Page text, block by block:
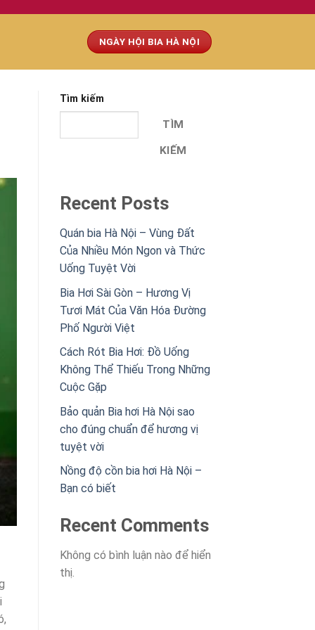
NGÀY HỘI BIA HÀ NỘI
Tìm kiếm
TÌM
KIẾM
Recent Posts
Quán bia Hà Nội – Vùng Đất
Của Nhiều Món Ngon và Thức
Uống Tuyệt Vời
Bia Hơi Sài Gòn – Hương Vị
Tươi Mát Của Văn Hóa Đường
Phố Người Việt
Cách Rót Bia Hơi: Đồ Uống
Không Thể Thiếu Trong Những
Cuộc Gặp
Bảo quản Bia hơi Hà Nội sao
cho đúng chuẩn để hương vị
tuyệt vời
Nồng độ cồn bia hơi Hà Nội –
Bạn có biết
Recent Comments
Không có bình luận nào để hiển
thị.